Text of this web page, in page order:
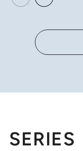
SERIES